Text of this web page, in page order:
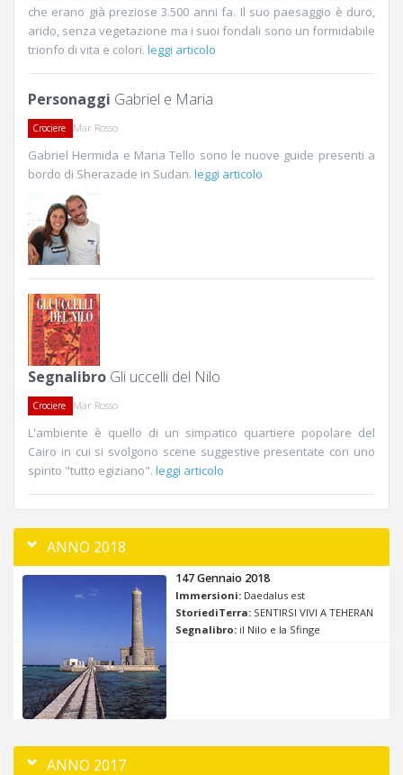
che erano già preziose 3.500 anni fa. Il suo paesaggio è duro,
arido, senza vegetazione ma i suoi fondali sono un formidabile
trionfo di vita e colori. leggi articolo
Personaggi Gabriel e Maria
Crociere Mar Rosso
Gabriel Hermida e Maria Tello sono le nuove guide presenti a
bordo di Sherazade in Sudan. leggi articolo
Segnalibro Gli uccelli del Nilo
Crociere Mar Rosso
L'ambiente è quello di un simpatico quartiere popolare del
Cairo in cui si svolgono scene suggestive presentate con uno
spirito "tutto egiziano". leggi articolo
ANNO 2018
147 Gennaio 2018
Immersioni: Daedalus est
StoriediTerra: SENTIRSI VIVI A TEHERAN
Segnalibro: il Nilo e la Sfinge
ANNO 2017